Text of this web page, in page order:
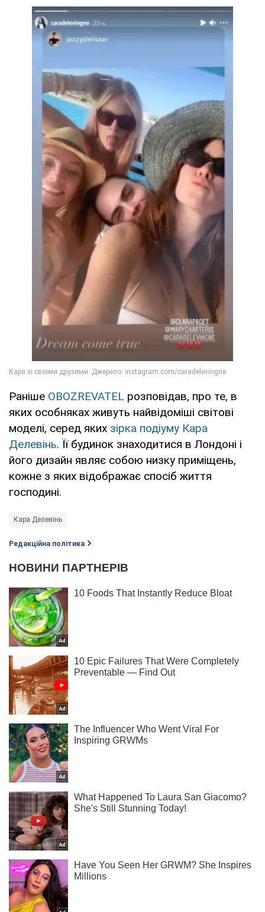
Раніше OBOZREVATEL розповідав, про те, в
яких особняках живуть найвідоміші світові
моделі, серед яких зірка подіуму Кара
Делевінь. Її будинок знаходитися в Лондоні і
його дизайн являє собою низку приміщень,
кожне з яких відображає спосіб життя
господині.
Кара Делевінь
Редакційна політика